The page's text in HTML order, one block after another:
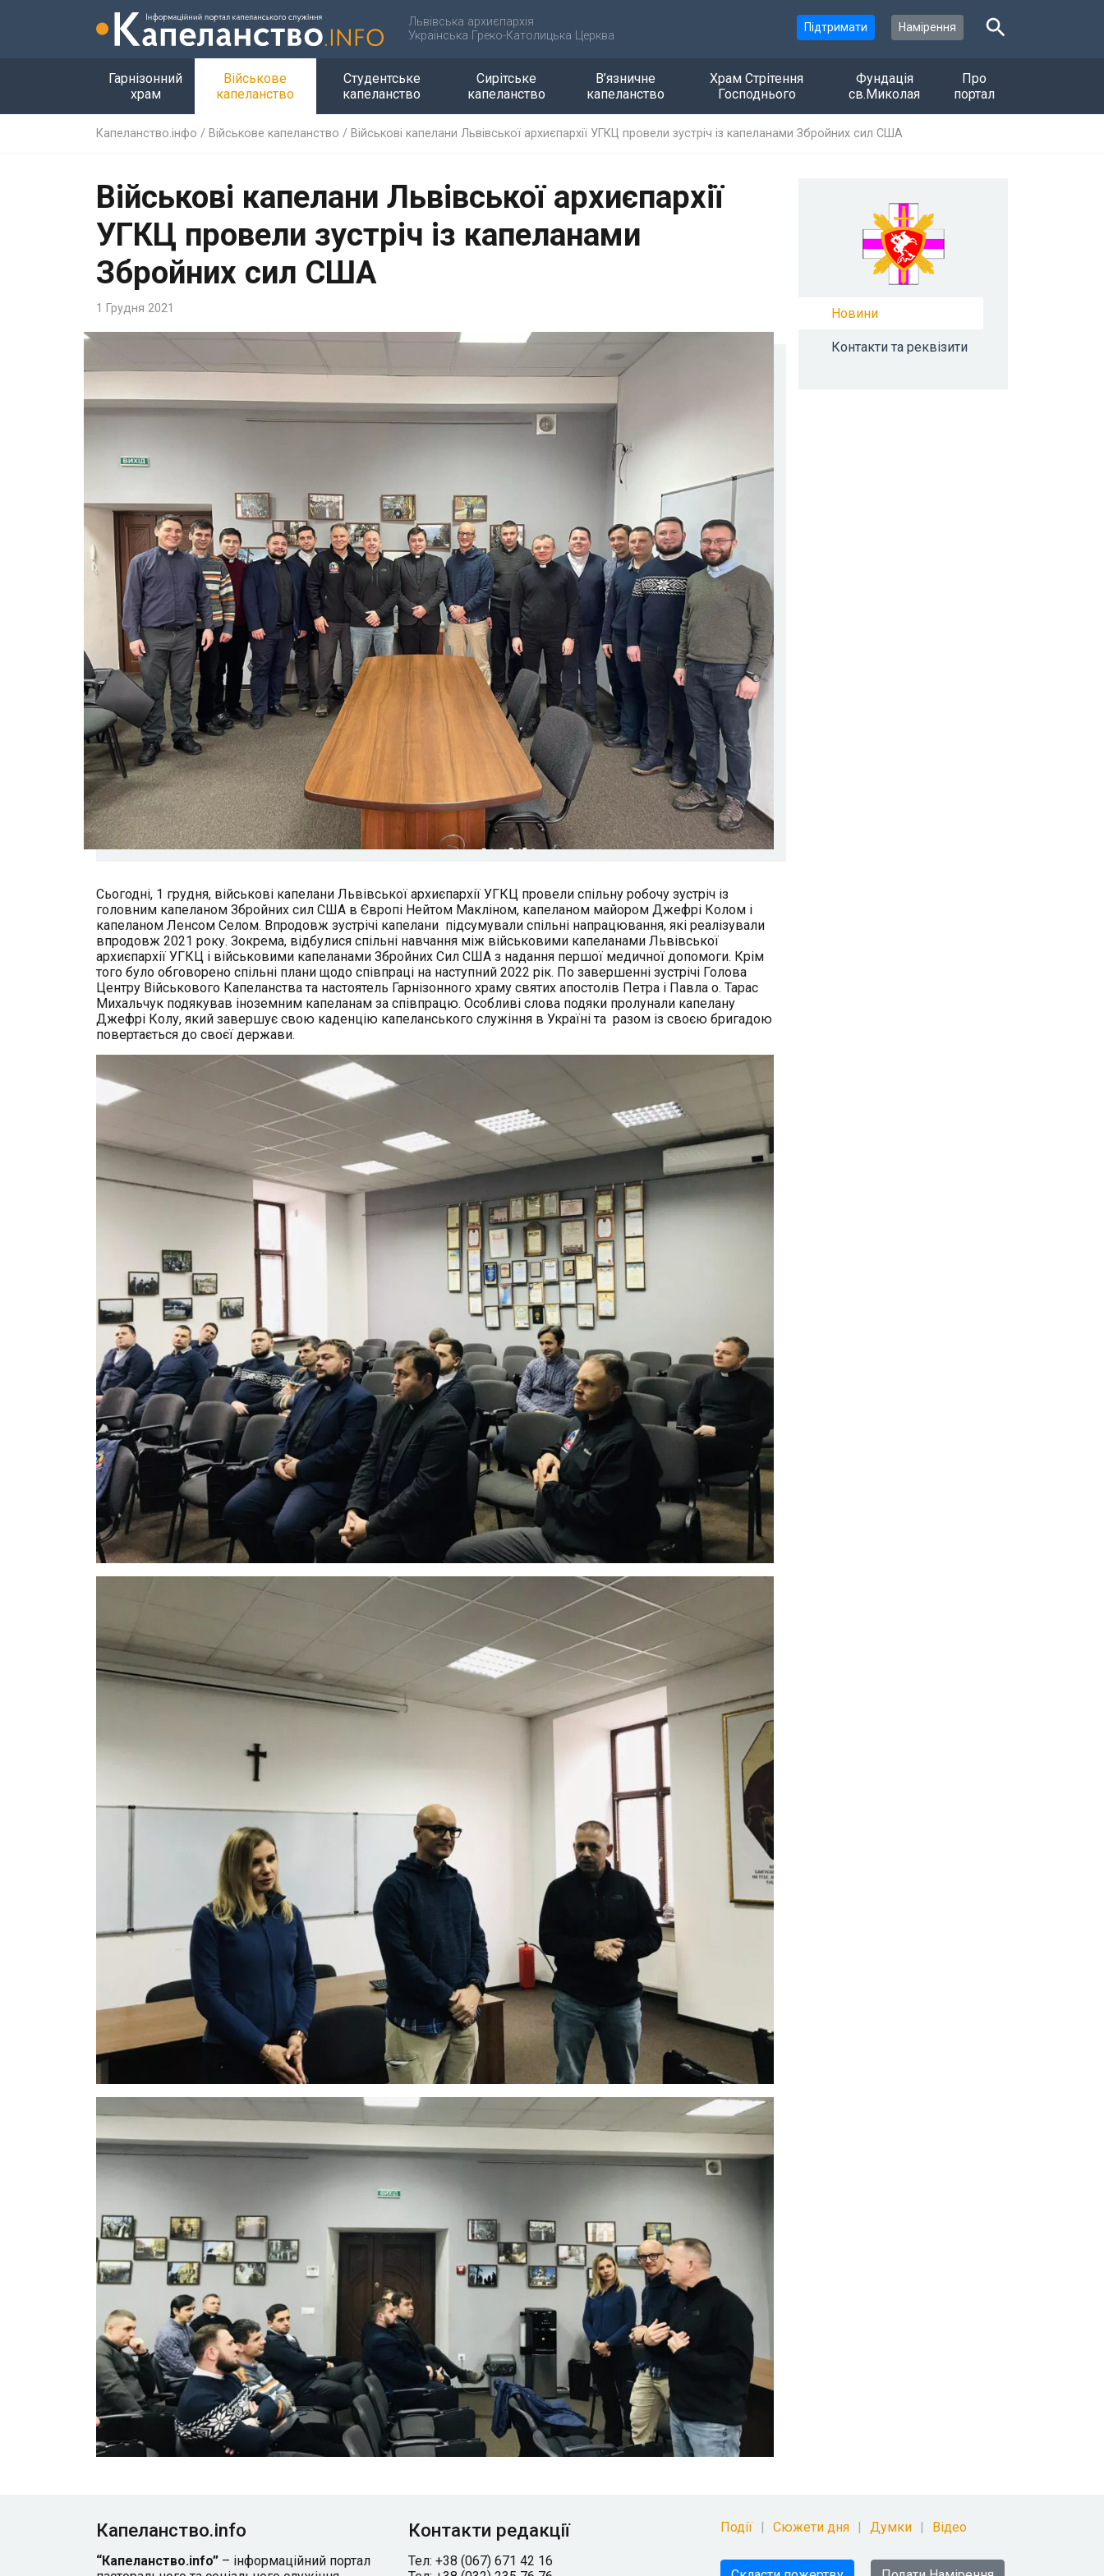
Львівська архиєпархія
Українська Греко-Католицька Церква
Підтримати Намірення
Гарнізонний
храм
Військове
капеланство
Студентське
капеланство
Сирітське
капеланство
В’язничне
капеланство
Храм Стрітення
Господнього
Фундація
св.Миколая
Про
портал
Капеланство.інфо / Військове капеланство / Військові капелани Львівської архиєпархії УГКЦ провели зустріч із капеланами Збройних сил США
Військові капелани Львівської архиєпархії
УГКЦ провели зустріч із капеланами
Збройних сил США
1 Грудня 2021
Сьогодні, 1 грудня, військові капелани Львівської архиєпархії УГКЦ провели спільну робочу зустріч із
головним капеланом Збройних сил США в Європі Нейтом Макліном, капеланом майором Джефрі Колом і
капеланом Ленсом Селом. Впродовж зустрічі капелани підсумували спільні напрацювання, які реалізували
впродовж 2021 року. Зокрема, відбулися спільні навчання між військовими капеланами Львівської
архиєпархії УГКЦ і військовими капеланами Збройних Сил США з надання першої медичної допомоги. Крім
того було обговорено спільні плани щодо співпраці на наступний 2022 рік. По завершенні зустрічі Голова
Центру Військового Капеланства та настоятель Гарнізонного храму святих апостолів Петра і Павла о. Тарас
Михальчук подякував іноземним капеланам за співпрацю. Особливі слова подяки пролунали капелану
Джефрі Колу, який завершує свою каденцію капеланського служіння в Україні та разом із своєю бригадою
повертається до своєї держави.
Новини
Контакти та реквізити
Капеланство.info
“Капеланство.info” – інформаційний портал
Контакти редакції
Тел: +38 (067) 671 42 16
Події Сюжети дня Думки Відео